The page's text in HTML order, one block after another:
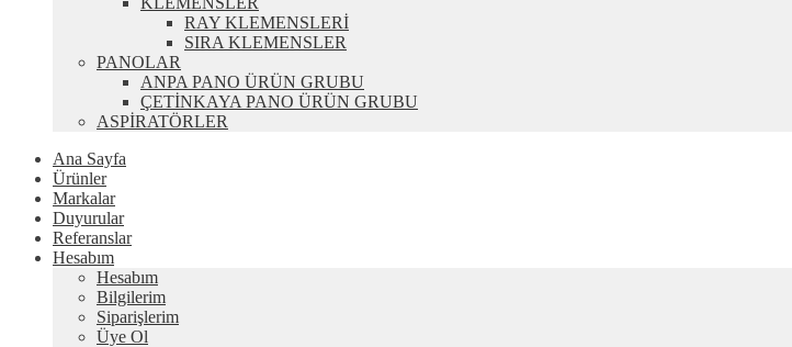
RAY KLEMENSLERİ
SIRA KLEMENSLER
PANOLAR
ANPA PANO ÜRÜN GRUBU
ÇETİNKAYA PANO ÜRÜN GRUBU
ASPİRATÖRLER
Ana Sayfa
Ürünler
Markalar
Duyurular
Referanslar
Hesabım
Hesabım
Bilgilerim
Siparişlerim
Üye Ol